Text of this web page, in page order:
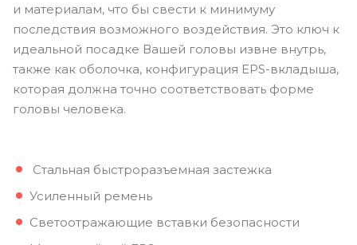
и материалам, что бы свести к минимуму
последствия возможного воздействия. Это ключ к
идеальной посадке Вашей головы извне внутрь,
также как оболочка, конфигурация EPS-вкладыша,
которая должна точно соответствовать форме
головы человека.
Стальная быстроразъемная застежка
Усиленный ремень
Светоотражающие вставки безопасности